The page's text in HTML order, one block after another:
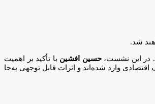
شد.
در این نشست،حسین افشین با تأکید بر اهمیت
وارد شده‌اند و اثرات قابل توجهی به‌جا